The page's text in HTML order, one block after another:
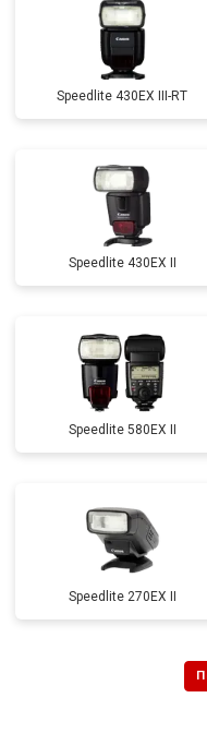
Speedlite 430EX III-RT
Speedlite 430EX II
Speedlite 580EX II
Speedlite 270EX II